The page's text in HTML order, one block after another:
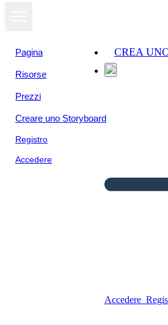
Pagina
Risorse
Prezzi
Creare uno Storyboard
Registro
Accedere
CREA
Accedere
Copia questo
Visualizza
come